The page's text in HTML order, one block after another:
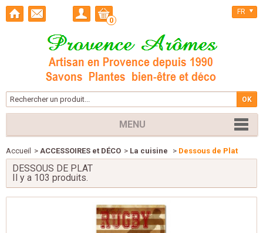
0
FR
MENU
Accueil > ACCESSOIRES et DÉCO > La cuisine > Dessous de Plat
DESSOUS DE PLAT
Il y a 103 produits.